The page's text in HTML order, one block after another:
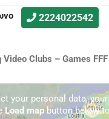
2224022542
Video Clubs – Games
your personal data,
Load mapbutton below